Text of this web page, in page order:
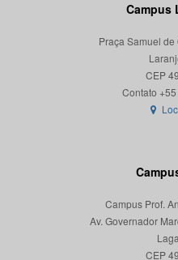
Campus
Praça Samuel
CEP
Campus Prof.
Av. Governador
CEP